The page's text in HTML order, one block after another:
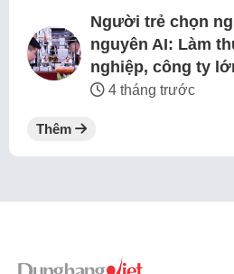
Người trẻ chọn
nguyên AI: Làm
nghiệp, công ty
4 tháng trước
Thêm